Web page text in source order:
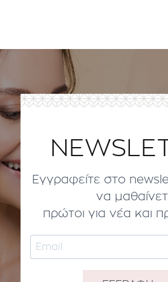
Εγγραφείτε στο
να
πρώτοι για νέα και